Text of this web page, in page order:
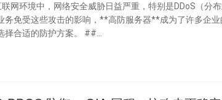
免受这些攻击的影响，**高防服务器**成为了许多企业
选解决方案。本文将深入探讨**高防服务器**的重要性以及如何选择合适的防护方案。 ##...